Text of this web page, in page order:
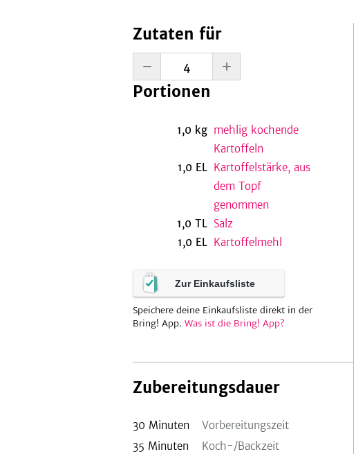
Zutaten für
Portionen
1,0 kg mehlig kochende
Kartoffeln
1,0 EL Kartoffelstärke, aus
dem Topf
genommen
1,0 TL Salz
1,0 EL Kartoffelmehl
Zur Einkaufsliste
Speichere deine Einkaufsliste direkt in der
Bring! App. Was ist die Bring! App?
Zubereitungsdauer
30 Minuten
Vorbereitungszeit
35 Minuten Koch-/Backzeit